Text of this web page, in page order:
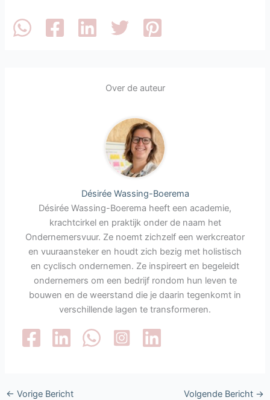
Over de auteur
Désirée Wassing-Boerema
Désirée Wassing-Boerema heeft een academie,
krachtcirkel en praktijk onder de naam het
Ondernemersvuur. Ze noemt zichzelf een werkcreator
en vuuraansteker en houdt zich bezig met holistisch
en cyclisch ondernemen. Ze inspireert en begeleidt
ondernemers om een bedrijf rondom hun leven te
bouwen en de weerstand die je daarin tegenkomt in
verschillende lagen te transformeren.
← Vorige Bericht Volgende Bericht →